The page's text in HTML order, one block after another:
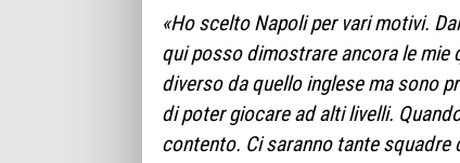
«Ho scelto Napoli per vari motivi.
qui posso dimostrare ancora le mie
diverso da quello inglese ma sono
di poter giocare ad alti livelli.
contento. Ci saranno tante